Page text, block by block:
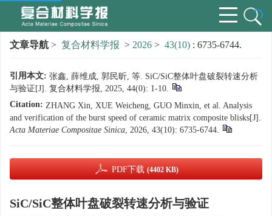
文章导航 > 复合材料学报 > 2026 > 43(10) : 6735-6744.
引用本文: 张鑫, 薛维成, 郭民昕, 等. SiC/SiC整体叶盘破裂转速分析
与验证[J]. 复合材料学报, 2025, 44(0): 1-10.
Citation: ZHANG Xin, XUE Weicheng, GUO Minxin, et al. Analysis
and verification of the burst speed of ceramic matrix composite blisks[J].
Acta Materiae Compositae Sinica, 2026, 43(10): 6735-6744.
PDF下载 (4402 KB)
SiC/SiC整体叶盘破裂转速分析与验证